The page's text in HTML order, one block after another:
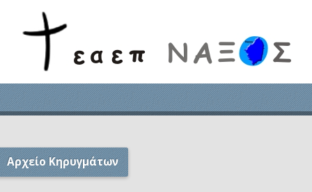
Αρχείο Κηρυγμάτων